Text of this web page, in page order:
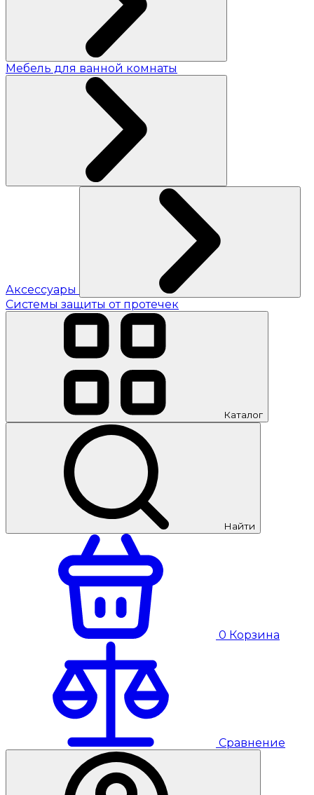
Мебель для ванной комнаты
Аксессуары
Системы защиты от протечек
Каталог
Найти
0 Корзина
Сравнение